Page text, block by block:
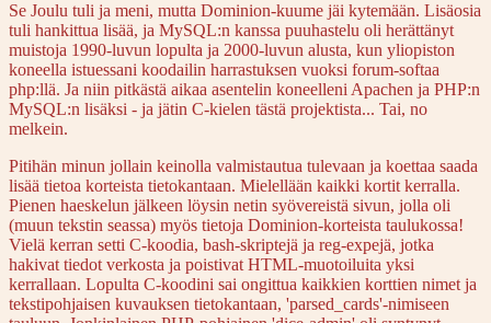
Se Joulu tuli ja meni, mutta Dominion-kuume jäi kytemään. Lisäosia
tuli hankittua lisää, ja MySQL:n kanssa puuhastelu oli herättänyt
muistoja 1990-luvun lopulta ja 2000-luvun alusta, kun yliopiston
koneella istuessani koodailin harrastuksen vuoksi forum-softaa
php:llä. Ja niin pitkästä aikaa asentelin koneelleni Apachen ja PHP:n
MySQL:n lisäksi - ja jätin C-kielen tästä projektista... Tai, no
melkein.
Pitihän minun jollain keinolla valmistautua tulevaan ja koettaa saada
lisää tietoa korteista tietokantaan. Mielellään kaikki kortit kerralla.
Pienen haeskelun jälkeen löysin netin syövereistä sivun, jolla oli
(muun tekstin seassa) myös tietoja Dominion-korteista taulukossa!
Vielä kerran setti C-koodia, bash-skriptejä ja reg-expejä, jotka
hakivat tiedot verkosta ja poistivat HTML-muotoiluita yksi
kerrallaan. Lopulta C-koodini sai ongittua kaikkien korttien nimet ja
tekstipohjaisen kuvauksen tietokantaan, 'parsed_cards'-nimiseen